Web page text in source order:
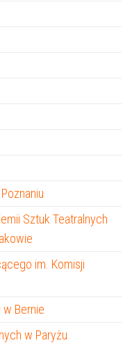
Sztuk Teatralnych
im. Komisji
Bernie
w Paryżu